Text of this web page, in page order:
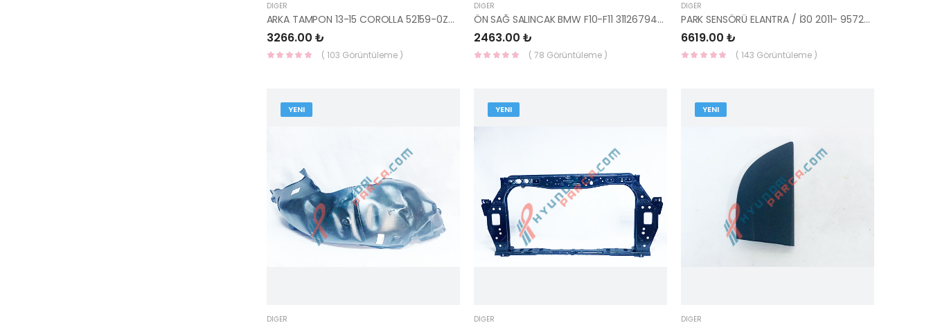
DIĞER
ARKA TAMPON 13-15 COROLLA 52159-0Z900-YS
3266.00 ₺
( 103 Görüntüleme )
DIĞER
ÖN SAĞ SALINCAK BMW F10-F11 31126794204-YS
2463.00 ₺
( 78 Görüntüleme )
DIĞER
PARK SENSÖRÜ ELANTRA / İ30 2011- 95720-3X000NCW-HMC
6619.00 ₺
( 143 Görüntüleme )
YENI
DIĞER
YENI
DIĞER
YENI
DIĞER